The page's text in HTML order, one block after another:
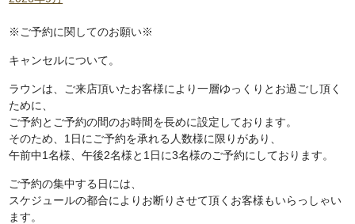
※ご予約に関してのお願い※
キャンセルについて。
ラウンは、ご来店頂いたお客様により一層ゆっくりとお過ごし頂く
ために、
ご予約とご予約の間のお時間を長めに設定しております。
そのため、1日にご予約を承れる人数様に限りがあり、
午前中1名様、午後2名様と1日に3名様のご予約にしております。
ご予約の集中する日には、
スケジュールの都合によりお断りさせて頂くお客様もいらっしゃい
ます。